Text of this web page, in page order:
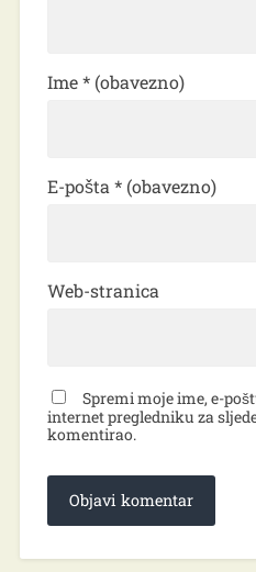
Ime* (obavezno)
E-pošta * (obavezno)
Web-stranica
Spremi moje ime, e-
internet pregledniku za
komentirao.